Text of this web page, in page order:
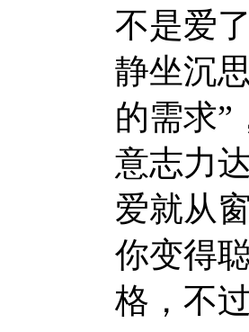
不是爱
静坐沉
的需求”
意志力
爱就从
你变得
格，不